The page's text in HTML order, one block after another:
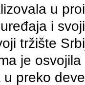
u
i
tržište
je
preko